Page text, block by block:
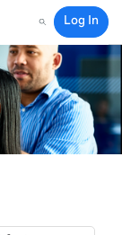
Search
Log In